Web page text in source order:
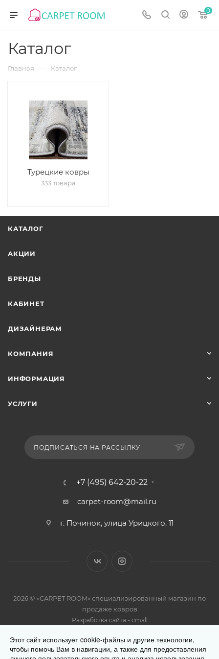
0
Каталог
Главная — Каталог
Турецкие ковры
333 товара
КАТАЛОГ
АКЦИИ
БРЕНДЫ
КАБИНЕТ
ДИЗАЙНЕРАМ
КОМПАНИЯ
ИНФОРМАЦИЯ
УСЛУГИ
ПОДПИСАТЬСЯ НА РАССЫЛКУ
+7 (495) 642-20-22
carpet-room@mail.ru
г. Починок, улица Урицкого, 11
2026 © «CARPET ROOM» специализированный магазин по
продаже ковров
Разработка сайта - cmall
Этот сайт использует cookie-файлы и другие технологии,
чтобы помочь Вам в навигации, а также для предоставления